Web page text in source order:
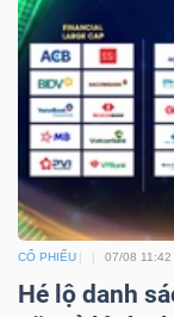
CỔ PHIẾU 07/08 11:42
Hé lộ danh